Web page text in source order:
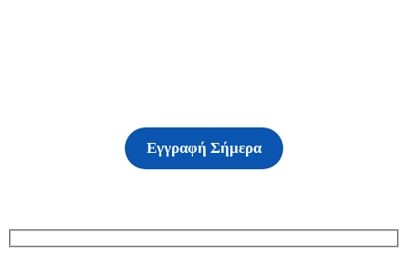
Εγγραφή Σήμερα